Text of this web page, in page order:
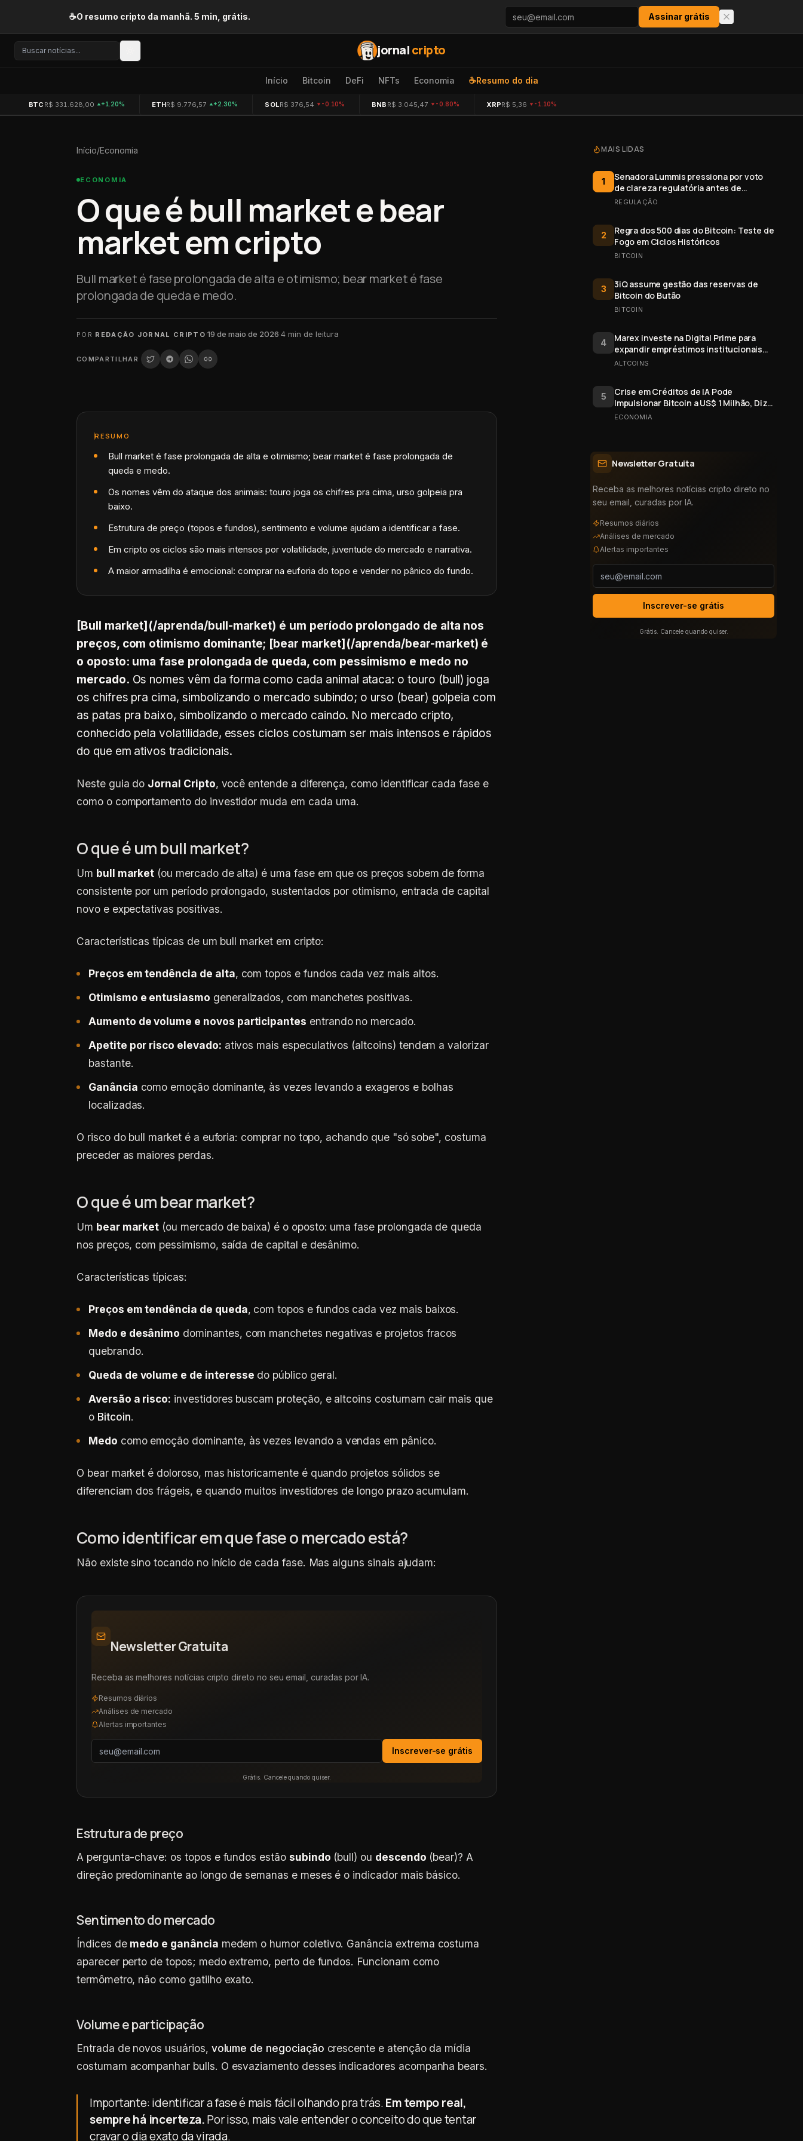
☕O resumo cripto da manhã. 5 min, grátis. Assinar grátis
jornalcripto
Início Bitcoin DeFi NFTs Economia ☕Resumo do dia
BTC R$ 331.628,00 +1.20% ETHR$ 9.776,57 +2.30% SOLR$ 376,54 -0.10% BNB R$ 3.045,47 -0.80% XRPR$ 5,36 -1.10%
Início/Economia
ECONOMIA
O que é bull market e bear
market em cripto
Bull market é fase prolongada de alta e otimismo; bear market é fase
prolongada de queda e medo.
POR REDAÇÃO JORNAL CRIPTO·19 de maio de 2026·4 min de leitura
COMPARTILHAR
RESUMO
Bull market é fase prolongada de alta e otimismo; bear market é fase prolongada de
queda e medo.
Os nomes vêm do ataque dos animais: touro joga os chifres pra cima, urso golpeia pra
baixo.
Estrutura de preço (topos e fundos), sentimento e volume ajudam a identificar a fase.
Em cripto os ciclos são mais intensos por volatilidade, juventude do mercado e narrativa.
A maior armadilha é emocional: comprar na euforia do topo e vender no pânico do fundo.
[Bull market](/aprenda/bull-market) é um período prolongado de alta nos
preços, com otimismo dominante; [bear market](/aprenda/bear-market) é
o oposto: uma fase prolongada de queda, com pessimismo e medo no
mercado. Os nomes vêm da forma como cada animal ataca: o touro (bull) joga
os chifres pra cima, simbolizando o mercado subindo; o urso (bear) golpeia com
as patas pra baixo, simbolizando o mercado caindo. No mercado cripto,
conhecido pela volatilidade, esses ciclos costumam ser mais intensos e rápidos
do que em ativos tradicionais.
Neste guia do Jornal Cripto, você entende a diferença, como identificar cada fase e
como o comportamento do investidor muda em cada uma.
O que é um bull market?
Um bull market (ou mercado de alta) é uma fase em que os preços sobem de forma
consistente por um período prolongado, sustentados por otimismo, entrada de capital
novo e expectativas positivas.
Características típicas de um bull market em cripto:
Preços em tendência de alta, com topos e fundos cada vez mais altos.
Otimismo e entusiasmo generalizados, com manchetes positivas.
Aumento de volume e novos participantes entrando no mercado.
Apetite por risco elevado: ativos mais especulativos (altcoins) tendem a valorizar
bastante.
Ganância como emoção dominante, às vezes levando a exageros e bolhas
localizadas.
O risco do bull market é a euforia: comprar no topo, achando que "só sobe", costuma
preceder as maiores perdas.
O que é um bear market?
Um bear market (ou mercado de baixa) é o oposto: uma fase prolongada de queda
nos preços, com pessimismo, saída de capital e desânimo.
Características típicas:
Preços em tendência de queda, com topos e fundos cada vez mais baixos.
Medo e desânimo dominantes, com manchetes negativas e projetos fracos
quebrando.
Queda de volume e de interesse do público geral.
Aversão a risco: investidores buscam proteção, e altcoins costumam cair mais que
o Bitcoin.
Medo como emoção dominante, às vezes levando a vendas em pânico.
O bear market é doloroso, mas historicamente é quando projetos sólidos se
diferenciam dos frágeis, e quando muitos investidores de longo prazo acumulam.
Como identificar em que fase o mercado está?
Não existe sino tocando no início de cada fase. Mas alguns sinais ajudam:
Newsletter Gratuita
Receba as melhores notícias cripto direto no seu email, curadas por IA.
Resumos diários
Análises de mercado
Alertas importantes
Inscrever-se grátis
Grátis. Cancele quando quiser.
Estrutura de preço
A pergunta-chave: os topos e fundos estão subindo (bull) ou descendo (bear)? A
direção predominante ao longo de semanas e meses é o indicador mais básico.
Sentimento do mercado
Índices de medo e ganância medem o humor coletivo. Ganância extrema costuma
aparecer perto de topos; medo extremo, perto de fundos. Funcionam como
termômetro, não como gatilho exato.
Volume e participação
Entrada de novos usuários, volume de negociação crescente e atenção da mídia
costumam acompanhar bulls. O esvaziamento desses indicadores acompanha bears.
Importante: identificar a fase é mais fácil olhando pra trás.Em tempo real,
sempre há incerteza.Por isso, mais vale entender o conceito do que tentar
cravar o dia exato da virada.
MAIS LIDAS
1
Senadora Lummis pressiona por voto
de clareza regulatória antes de
recesso
REGULAÇÃO
2
Regra dos 500 dias do Bitcoin: Teste de
Fogo em Ciclos Históricos
BITCOIN
3
3iQ assume gestão das reservas de
Bitcoin do Butão
BITCOIN
4
Marex investe na Digital Prime para
expandir empréstimos institucionais
de cripto
ALTCOINS
5
Crise em Créditos de IA Pode
Impulsionar Bitcoin a US$ 1 Milhão, Diz
Arthur Hayes
ECONOMIA
Newsletter Gratuita
Receba as melhores notícias cripto direto no
seu email, curadas por IA.
Resumos diários
Análises de mercado
Alertas importantes
Inscrever-se grátis
Grátis. Cancele quando quiser.